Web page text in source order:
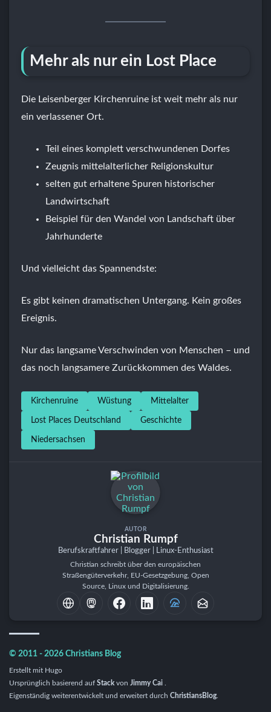
Mehr als nur ein Lost Place
Die Leisenberger Kirchenruine ist weit mehr als nur
ein verlassener Ort.
Teil eines komplett verschwundenen Dorfes
Zeugnis mittelalterlicher Religionskultur
selten gut erhaltene Spuren historischer
Landwirtschaft
Beispiel für den Wandel von Landschaft über
Jahrhunderte
Und vielleicht das Spannendste:
Es gibt keinen dramatischen Untergang. Kein großes
Ereignis.
Nur das langsame Verschwinden von Menschen – und
das noch langsamere Zurückkommen des Waldes.
Kirchenruine Wüstung Mittelalter
Lost Places Deutschland Geschichte
Niedersachsen
AUTOR
Christian Rumpf
Berufskraftfahrer | Blogger | Linux-Enthusiast
Christian schreibt über den europäischen
Straßengüterverkehr, EU-Gesetzgebung, Open
Source, Linux und Digitalisierung.
© 2011 - 2026 Christians Blog
Erstellt mit Hugo
Ursprünglich basierend auf Stack von Jimmy Cai
Eigenständig weiterentwickelt und erweitert durch ChristiansBlog